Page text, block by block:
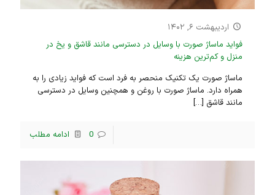
اردیبهشت ۶, ۱۴۰۲
فواید ماساژ صورت با وسایل در دسترسی مانند قاشق و یخ در
منزل و کم‌ترین هزینه
ماساژ صورت یک تکنیک منحصر به فرد است که فواید زیادی را به
همراه دارد. ماساژ صورت با روغن و همچنین وسایل در دسترسی
مانند قاشق […]
0 ادامه مطلب